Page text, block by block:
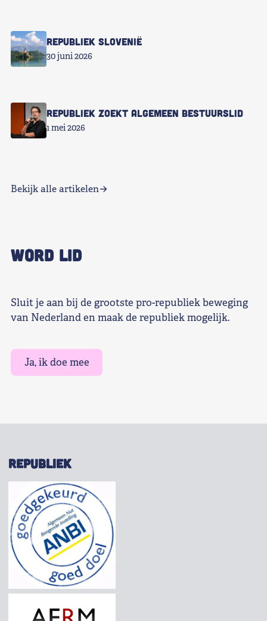
Republiek Slovenië
30 juni 2026
Republiek zoekt Algemeen Bestuurslid
1 mei 2026
Bekijk alle artikelen
WORD LID
Sluit je aan bij de grootste pro-republiek beweging
van Nederland en maak de republiek mogelijk.
Ja, ik doe mee
REPUBLIEK